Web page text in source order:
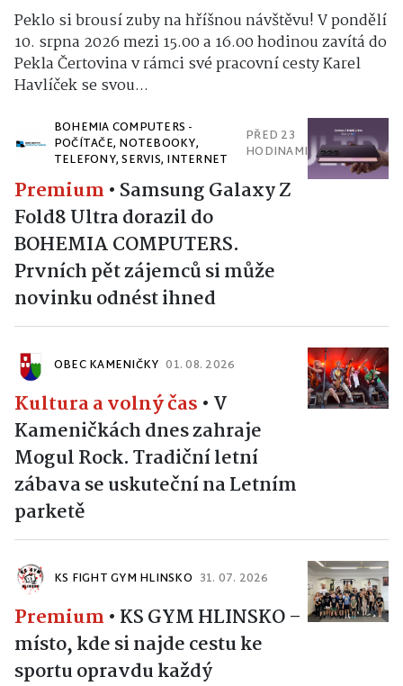
Peklo si brousí zuby na hříšnou návštěvu! V pondělí
10. srpna 2026 mezi 15.00 a 16.00 hodinou zavítá do
Pekla Čertovina v rámci své pracovní cesty Karel
Havlíček se svou...
BOHEMIA COMPUTERS -
POČÍTAČE, NOTEBOOKY,
TELEFONY, SERVIS, INTERNET
PŘED 23
HODINAMI
Premium • Samsung Galaxy Z
Fold8 Ultra dorazil do
BOHEMIA COMPUTERS.
Prvních pět zájemců si může
novinku odnést ihned
OBEC KAMENIČKY 01. 08. 2026
Kultura a volný čas • V
Kameničkách dnes zahraje
Mogul Rock. Tradiční letní
zábava se uskuteční na Letním
parketě
KS FIGHT GYM HLINSKO 31. 07. 2026
Premium • KS GYM HLINSKO –
místo, kde si najde cestu ke
sportu opravdu každý